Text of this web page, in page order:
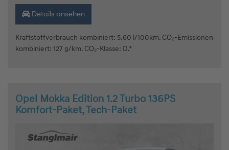
Details ansehen
Kraftstoffverbrauch kombiniert: 5.60 l/100km. CO₂-Emissionen
kombiniert: 127 g/km. CO₂-Klasse: D.*
Opel Mokka Edition 1.2 Turbo 136PS
Komfort-Paket, Tech-Paket